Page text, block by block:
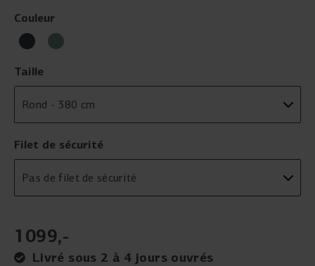
Couleur
Taille
Filet de sécurité
1099,-
Livré sous 2 à 4 jours ouvrés